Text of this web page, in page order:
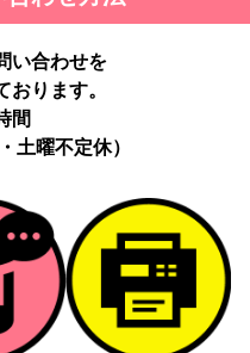
い合わせを
おります。
間
土曜不定休）